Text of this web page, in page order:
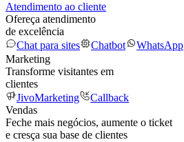
Atendimento ao cliente
Ofereça atendimento
de excelência
Chat para sites
Chatbot WhatsApp
Marketing
Transforme visitantes em
clientes
JivoMarketing
Callback
Vendas
Feche mais negócios, aumente o ticket
e cresça sua base de clientes